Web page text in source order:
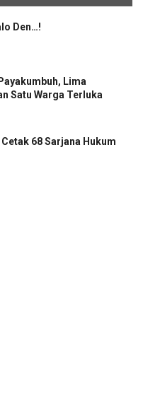
Den…!
Lima
Satu Warga Terluka
68 Sarjana Hukum